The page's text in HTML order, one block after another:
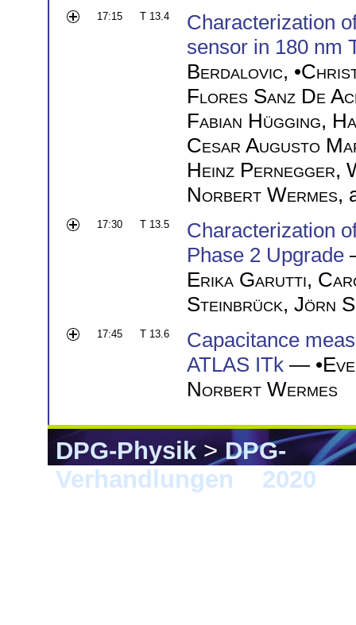
17:15 T 13.4
Characterization
sensor in 180 nm
Berdalovic, •
Flores Sanz De
Fabian Hügging,
Cesar Augusto
Heinz Pernegger,
Norbert Wermes,
17:30 T 13.5
Characterization
Phase 2 Upgrade
Erika Garutti,
Steinbrück, Jörn
17:45 T 13.6
Capacitance
ATLAS ITk — •
Norbert Wermes
DPG-Physik>DPG-
Verhandlungen
2020